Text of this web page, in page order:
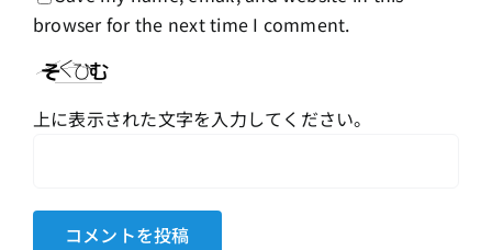
browser for the next time I comment.
上に表示された文字を入力してください。